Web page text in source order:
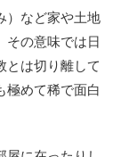
）など家や土地
その意味では日
とは切り離して
極めて稀で面白